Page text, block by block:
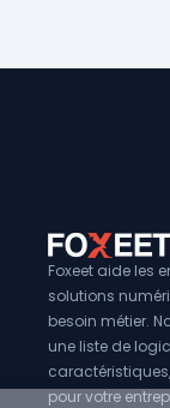
Foxeet aide les
solutions
besoin métier.
une liste de
pour votre